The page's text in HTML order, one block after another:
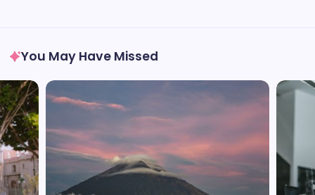
You May Have Missed